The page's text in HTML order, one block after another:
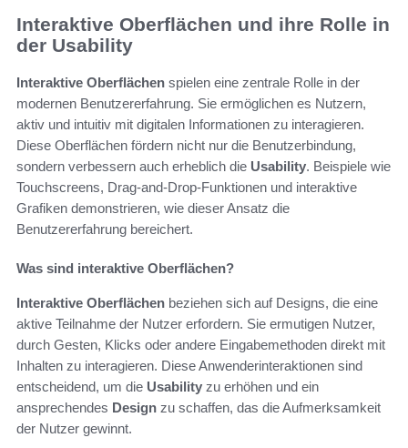
Interaktive Oberflächen und ihre Rolle in
der Usability
Interaktive Oberflächen spielen eine zentrale Rolle in der
modernen Benutzererfahrung. Sie ermöglichen es Nutzern,
aktiv und intuitiv mit digitalen Informationen zu interagieren.
Diese Oberflächen fördern nicht nur die Benutzerbindung,
sondern verbessern auch erheblich die Usability. Beispiele wie
Touchscreens, Drag-and-Drop-Funktionen und interaktive
Grafiken demonstrieren, wie dieser Ansatz die
Benutzererfahrung bereichert.
Was sind interaktive Oberflächen?
Interaktive Oberflächen beziehen sich auf Designs, die eine
aktive Teilnahme der Nutzer erfordern. Sie ermutigen Nutzer,
durch Gesten, Klicks oder andere Eingabemethoden direkt mit
Inhalten zu interagieren. Diese Anwenderinteraktionen sind
entscheidend, um die Usability zu erhöhen und ein
ansprechendes Design zu schaffen, das die Aufmerksamkeit
der Nutzer gewinnt.